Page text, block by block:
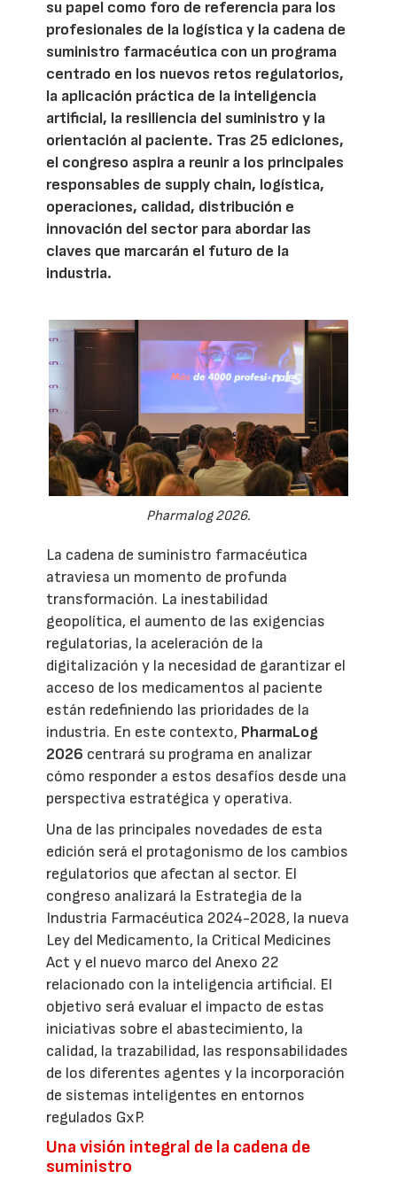
su papel como foro de referencia para los
profesionales de la logística y la cadena de
suministro farmacéutica con un programa
centrado en los nuevos retos regulatorios,
la aplicación práctica de la inteligencia
artificial, la resiliencia del suministro y la
orientación al paciente. Tras 25 ediciones,
el congreso aspira a reunir a los principales
responsables de supply chain, logística,
operaciones, calidad, distribución e
innovación del sector para abordar las
claves que marcarán el futuro de la
industria.
Pharmalog 2026.
La cadena de suministro farmacéutica
atraviesa un momento de profunda
transformación. La inestabilidad
geopolítica, el aumento de las exigencias
regulatorias, la aceleración de la
digitalización y la necesidad de garantizar el
acceso de los medicamentos al paciente
están redefiniendo las prioridades de la
industria. En este contexto, PharmaLog
2026 centrará su programa en analizar
cómo responder a estos desafíos desde una
perspectiva estratégica y operativa.
Una de las principales novedades de esta
edición será el protagonismo de los cambios
regulatorios que afectan al sector. El
congreso analizará la Estrategia de la
Industria Farmacéutica 2024-2028, la nueva
Ley del Medicamento, la Critical Medicines
Act y el nuevo marco del Anexo 22
relacionado con la inteligencia artificial. El
objetivo será evaluar el impacto de estas
iniciativas sobre el abastecimiento, la
calidad, la trazabilidad, las responsabilidades
de los diferentes agentes y la incorporación
de sistemas inteligentes en entornos
regulados GxP.
Una visión integral de la cadena de
suministro